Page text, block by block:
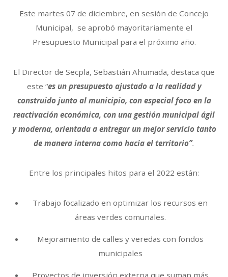
Este martes 07 de diciembre, en sesión de Concejo
Municipal, se aprobó mayoritariamente el
Presupuesto Municipal para el próximo año.
El Director de Secpla, Sebastián Ahumada, destaca que
este “es un presupuesto ajustado a la realidad y
construido junto al municipio, con especial foco en la
reactivación económica, con una gestión municipal ágil
y moderna, orientada a entregar un mejor servicio tanto
de manera interna como hacia el territorio”.
Entre los principales hitos para el 2022 están:
Trabajo focalizado en optimizar los recursos en
áreas verdes comunales.
Mejoramiento de calles y veredas con fondos
municipales
Proyectos de inversión externa que suman más